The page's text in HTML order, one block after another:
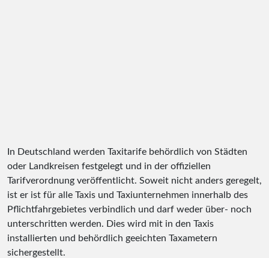
In Deutschland werden Taxitarife behördlich von Städten
oder Landkreisen festgelegt und in der offiziellen
Tarifverordnung veröffentlicht. Soweit nicht anders geregelt,
ist er ist für alle Taxis und Taxiunternehmen innerhalb des
Pflichtfahrgebietes verbindlich und darf weder über- noch
unterschritten werden. Dies wird mit in den Taxis
installierten und behördlich geeichten Taxametern
sichergestellt.